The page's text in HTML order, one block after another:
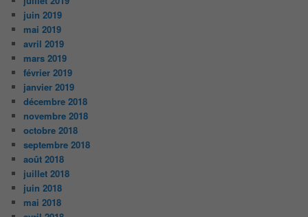
juin 2019
mai 2019
avril 2019
mars 2019
février 2019
janvier 2019
décembre 2018
novembre 2018
octobre 2018
septembre 2018
août 2018
juillet 2018
juin 2018
mai 2018